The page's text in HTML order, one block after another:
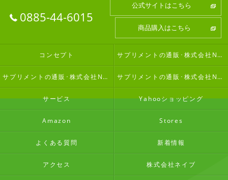
0885-44-6015
公式サイトはこちら
商品購入はこちら
コンセプト サプリメントの通販･株式会社Nabの口コミ情報
サプリメントの通販･株式会社Nabの評判 サプリメントの通販･株式会社Nabのお客様の声
サービス Yahooショッピング
Amazon Stores
よくある質問 新着情報
アクセス 株式会社ネイブ